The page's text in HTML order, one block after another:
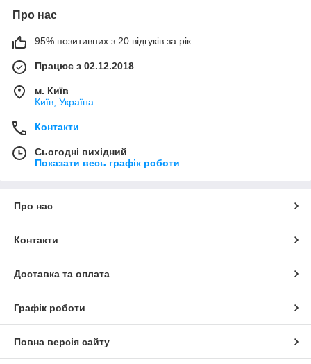
Про нас
95% позитивних з 20 відгуків за рік
Працює з 02.12.2018
м. Київ
Київ, Україна
Контакти
Сьогодні вихідний
Показати весь графік роботи
Про нас
Контакти
Доставка та оплата
Графік роботи
Повна версія сайту